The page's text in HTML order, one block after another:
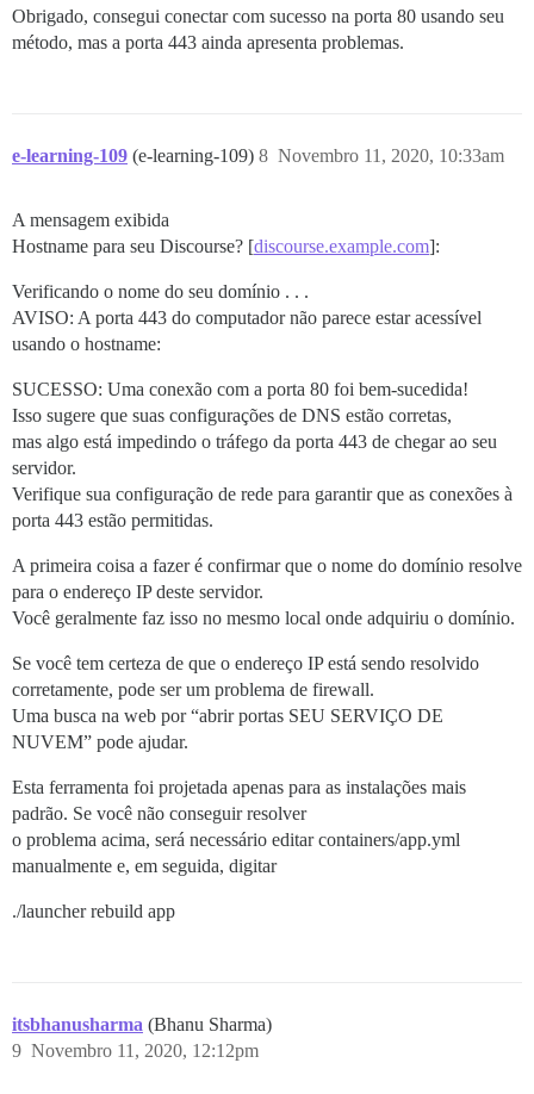
Obrigado, consegui conectar com sucesso na porta 80 usando seu
método, mas a porta 443 ainda apresenta problemas.
e-learning-109 (e-learning-109) Novembro 11, 2020, 10:33am
8
A mensagem exibida
Hostname para seu Discourse? [discourse.example.com]:
Verificando o nome do seu domínio . . .
AVISO: A porta 443 do computador não parece estar acessível
usando o hostname:
SUCESSO: Uma conexão com a porta 80 foi bem-sucedida!
Isso sugere que suas configurações de DNS estão corretas,
mas algo está impedindo o tráfego da porta 443 de chegar ao seu
servidor.
Verifique sua configuração de rede para garantir que as conexões à
porta 443 estão permitidas.
A primeira coisa a fazer é confirmar que o nome do domínio resolve
para o endereço IP deste servidor.
Você geralmente faz isso no mesmo local onde adquiriu o domínio.
Se você tem certeza de que o endereço IP está sendo resolvido
corretamente, pode ser um problema de firewall.
Uma busca na web por “abrir portas SEU SERVIÇO DE
NUVEM” pode ajudar.
Esta ferramenta foi projetada apenas para as instalações mais
padrão. Se você não conseguir resolver
o problema acima, será necessário editar containers/app.yml
manualmente e, em seguida, digitar
./launcher rebuild app
itsbhanusharma (Bhanu Sharma)
Novembro 11, 2020, 12:12pm
9